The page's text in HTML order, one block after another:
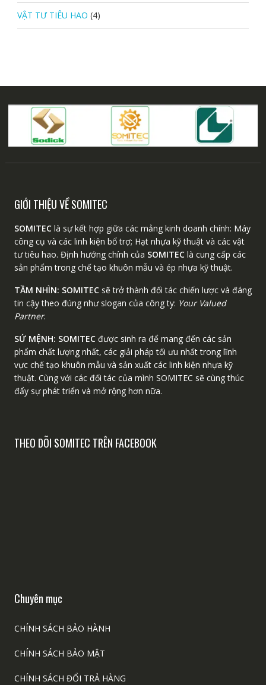
VẬT TƯ TIÊU HAO (4)
GIỚI THIỆU VỀ SOMITEC
SOMITEClà sự kết hợp giữa các mảng kinh doanh chính: Máy
công cụ và các linh kiện bổ trợ; Hạt nhựa kỹ thuật và các vật
tư tiêu hao. Định hướng chính của SOMITEClà cung cấp các
sản phẩm trong chế tạo khuôn mẫu và ép nhựa kỹ thuật.
TẦM NHÌN: SOMITECsẽ trở thành đối tác chiến lược và đáng
tin cậy theo đúng như slogan của công ty: Your Valued
Partner.
SỨ MỆNH: SOMITECđược sinh ra để mang đến các sản
phẩm chất lượng nhất, các giải pháp tối ưu nhất trong lĩnh
vực chế tạo khuôn mẫu và sản xuất các linh kiện nhựa kỹ
thuật. Cùng với các đối tác của mình SOMITEC sẽ cùng thúc
đẩy sự phát triển và mở rộng hơn nữa.
THEO DÕI SOMITEC TRÊN FACEBOOK
Chuyên mục
CHÍNH SÁCH BẢO HÀNH
CHÍNH SÁCH BẢO MẬT
CHÍNH SÁCH ĐỔI TRẢ HÀNG